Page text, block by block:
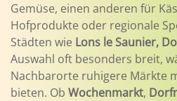
Gemüse, einen anderen für
Hofprodukte oder regionale
Städten wie Lons le Saunier,
Auswahl oft besonders breit,
Nachbarorte ruhigere Märkte
bieten. Ob Wochenmarkt,